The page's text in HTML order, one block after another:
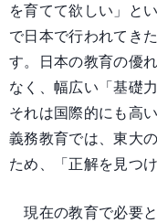
を育てて欲しい」と
で日本で行われてき
す。日本の教育の優
なく、幅広い「基礎
それは国際的にも高
義務教育では、東大
ため、「正解を見つ
現在の教育で必要